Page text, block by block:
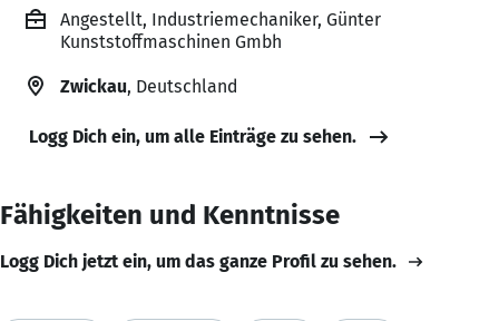
Angestellt, Industriemechaniker, Günter
Kunststoffmaschinen Gmbh
Zwickau, Deutschland
Logg Dich ein, um alle Einträge zu sehen.
Fähigkeiten und Kenntnisse
Logg Dich jetzt ein, um das ganze Profil zu sehen.